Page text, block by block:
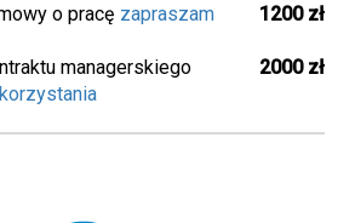
o pracę
1200 zł
zapraszam
managerskiego
2000 zł